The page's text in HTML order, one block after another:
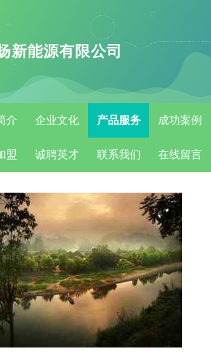
新能源有限公司
介 企业文化 产品服务 成功案例
盟 诚聘英才 联系我们 在线留言